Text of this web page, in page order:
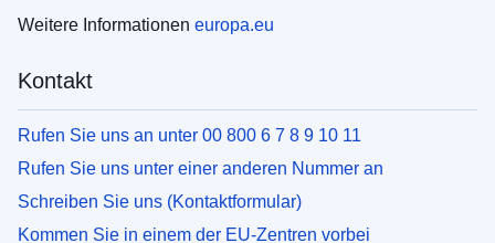
Weitere Informationen europa.eu
Kontakt
Rufen Sie uns an unter 00 800 6 7 8 9 10 11
Rufen Sie uns unter einer anderen Nummer an
Schreiben Sie uns (Kontaktformular)
Kommen Sie in einem der EU-Zentren vorbei